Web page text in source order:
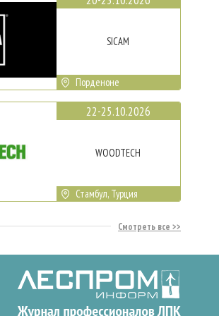
SICAM
Порденоне
22-25.10.2026
WOODTECH
Стамбул, Турция
Смотреть все